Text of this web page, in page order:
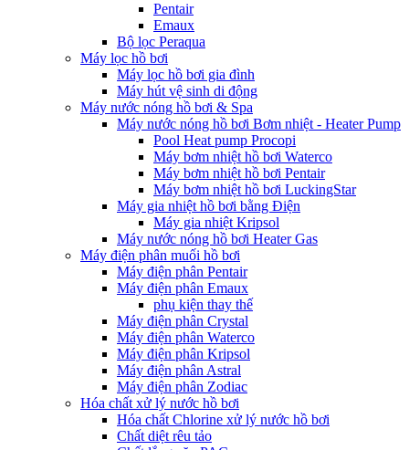
Pentair
Emaux
Bộ lọc Peraqua
Máy lọc hồ bơi
Máy lọc hồ bơi gia đình
Máy hút vệ sinh di động
Máy nước nóng hồ bơi & Spa
Máy nước nóng hồ bơi Bơm nhiệt - Heater Pump
Pool Heat pump Procopi
Máy bơm nhiệt hồ bơi Waterco
Máy bơm nhiệt hồ bơi Pentair
Máy bơm nhiệt hồ bơi LuckingStar
Máy gia nhiệt hồ bơi bằng Điện
Máy gia nhiệt Kripsol
Máy nước nóng hồ bơi Heater Gas
Máy điện phân muối hồ bơi
Máy điện phân Pentair
Máy điện phân Emaux
phụ kiện thay thế
Máy điện phân Crystal
Máy điện phân Waterco
Máy điện phân Kripsol
Máy điện phân Astral
Máy điện phân Zodiac
Hóa chất xử lý nước hồ bơi
Hóa chất Chlorine xử lý nước hồ bơi
Chất diệt rêu tảo